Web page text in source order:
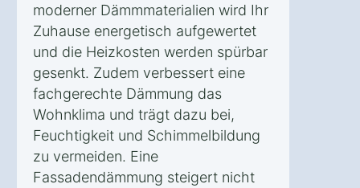
moderner Dämmmaterialien wird Ihr
Zuhause energetisch aufgewertet
und die Heizkosten werden spürbar
gesenkt. Zudem verbessert eine
fachgerechte Dämmung das
Wohnklima und trägt dazu bei,
Feuchtigkeit und Schimmelbildung
zu vermeiden. Eine
Fassadendämmung steigert nicht